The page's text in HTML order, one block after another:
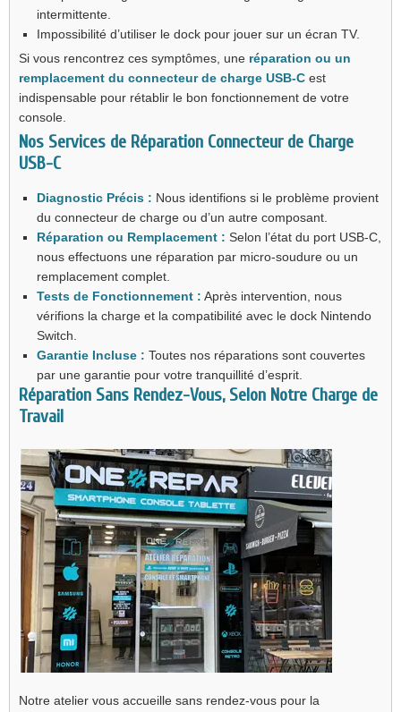
intermittente.
Impossibilité d’utiliser le dock pour jouer sur un écran TV.
Si vous rencontrez ces symptômes, une réparation ou un
remplacement du connecteur de charge USB-C est
indispensable pour rétablir le bon fonctionnement de votre
console.
Nos Services de Réparation Connecteur de Charge
USB-C
Diagnostic Précis : Nous identifions si le problème provient
du connecteur de charge ou d’un autre composant.
Réparation ou Remplacement : Selon l’état du port USB-C,
nous effectuons une réparation par micro-soudure ou un
remplacement complet.
Tests de Fonctionnement : Après intervention, nous
vérifions la charge et la compatibilité avec le dock Nintendo
Switch.
Garantie Incluse : Toutes nos réparations sont couvertes
par une garantie pour votre tranquillité d’esprit.
Réparation Sans Rendez-Vous, Selon Notre Charge de
Travail
Notre atelier vous accueille sans rendez-vous pour la